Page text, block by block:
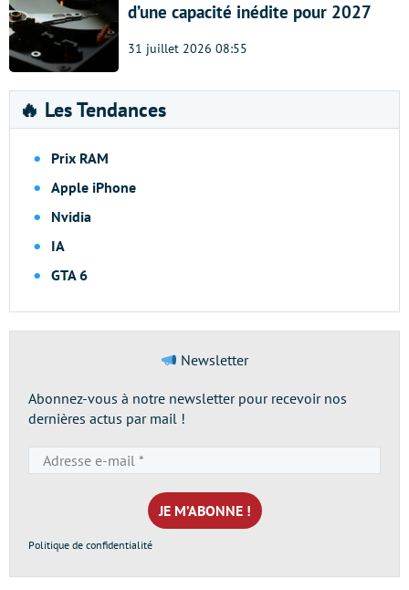
d’une capacité inédite pour 2027
31 juillet 2026 08:55
🔥 Les Tendances
Prix RAM
Apple iPhone
Nvidia
IA
GTA 6
Newsletter
Abonnez-vous à notre newsletter pour recevoir nos
dernières actus par mail !
e-
mail
*
Politique de confidentialité